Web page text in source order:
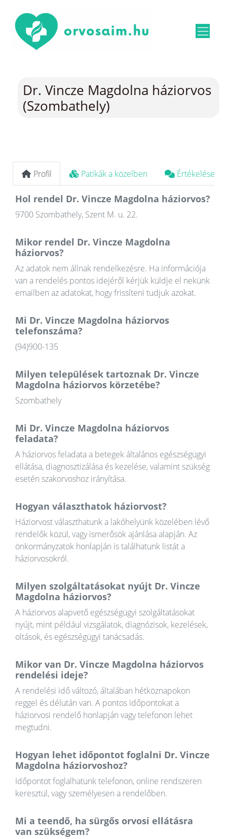
Dr. Vincze Magdolna háziorvos
(Szombathely)
Profil Patikák a közelben Értékelések
Hol rendel Dr. Vincze Magdolna háziorvos?
9700 Szombathely, Szent M. u. 22.
Mikor rendel Dr. Vincze Magdolna
háziorvos?
Az adatok nem állnak rendelkezésre. Ha információja
van a rendelés pontos idejéről kérjük küldje el nekünk
emailben az adatokat, hogy frissíteni tudjuk azokat.
Mi Dr. Vincze Magdolna háziorvos
telefonszáma?
(94)900-135
Milyen települések tartoznak Dr. Vincze
Magdolna háziorvos körzetébe?
Szombathely
Mi Dr. Vincze Magdolna háziorvos
feladata?
A háziorvos feladata a betegek általános egészségügyi
ellátása, diagnosztizálása és kezelése, valamint szükség
esetén szakorvoshoz irányítása.
Hogyan választhatok háziorvost?
Háziorvost választhatunk a lakóhelyünk közelében lévő
rendelők közül, vagy ismerősök ajánlása alapján. Az
önkormányzatok honlapján is találhatunk listát a
háziorvosokról.
Milyen szolgáltatásokat nyújt Dr. Vincze
Magdolna háziorvos?
A háziorvos alapvető egészségügyi szolgáltatásokat
nyújt, mint például vizsgálatok, diagnózisok, kezelések,
oltások, és egészségügyi tanácsadás.
Mikor van Dr. Vincze Magdolna háziorvos
rendelési ideje?
A rendelési idő változó, általában hétköznapokon
reggel és délután van. A pontos időpontokat a
háziorvosi rendelő honlapján vagy telefonon lehet
megtudni.
Hogyan lehet időpontot foglalni Dr. Vincze
Magdolna háziorvoshoz?
Időpontot foglalhatunk telefonon, online rendszeren
keresztül, vagy személyesen a rendelőben.
Mi a teendő, ha sürgős orvosi ellátásra
van szükségem?